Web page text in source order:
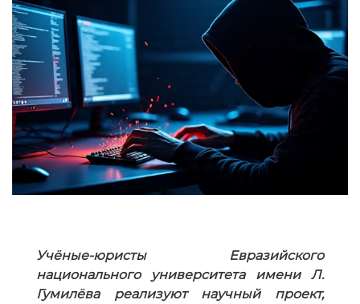
Учёные-юристы Евразийского
национального университета имени Л.
Гумилёва реализуют научный проект,